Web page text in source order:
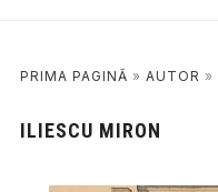
PRIMA PAGINĂ » AUTOR »
ILIESCU MIRON